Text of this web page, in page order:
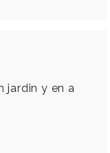
jardin y en a